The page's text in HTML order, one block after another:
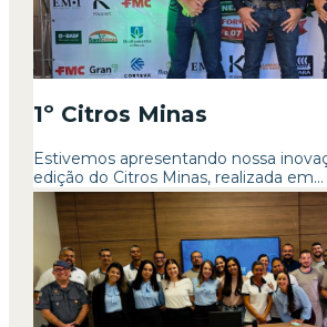
1º Citros Minas
Estivemos apresentando nossa
edição do Citros Minas, realizada em...